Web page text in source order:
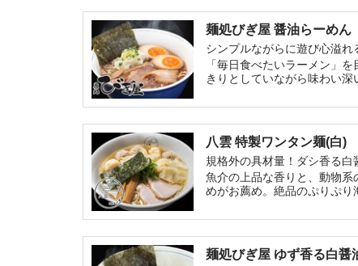
麺処びぎ屋 醤油らーめん
シンプルながらに遊び心溢れ
「毎日食べたいラーメン」
きりとしていながら味わい深
八雲 特製ワンタン麺(白)
規格外の具材量！ダシ香る白
魚介の上品な香りと、動物
めがお薦め。絶品のぷりぷり
麺処びぎ屋 ゆず香る白醤